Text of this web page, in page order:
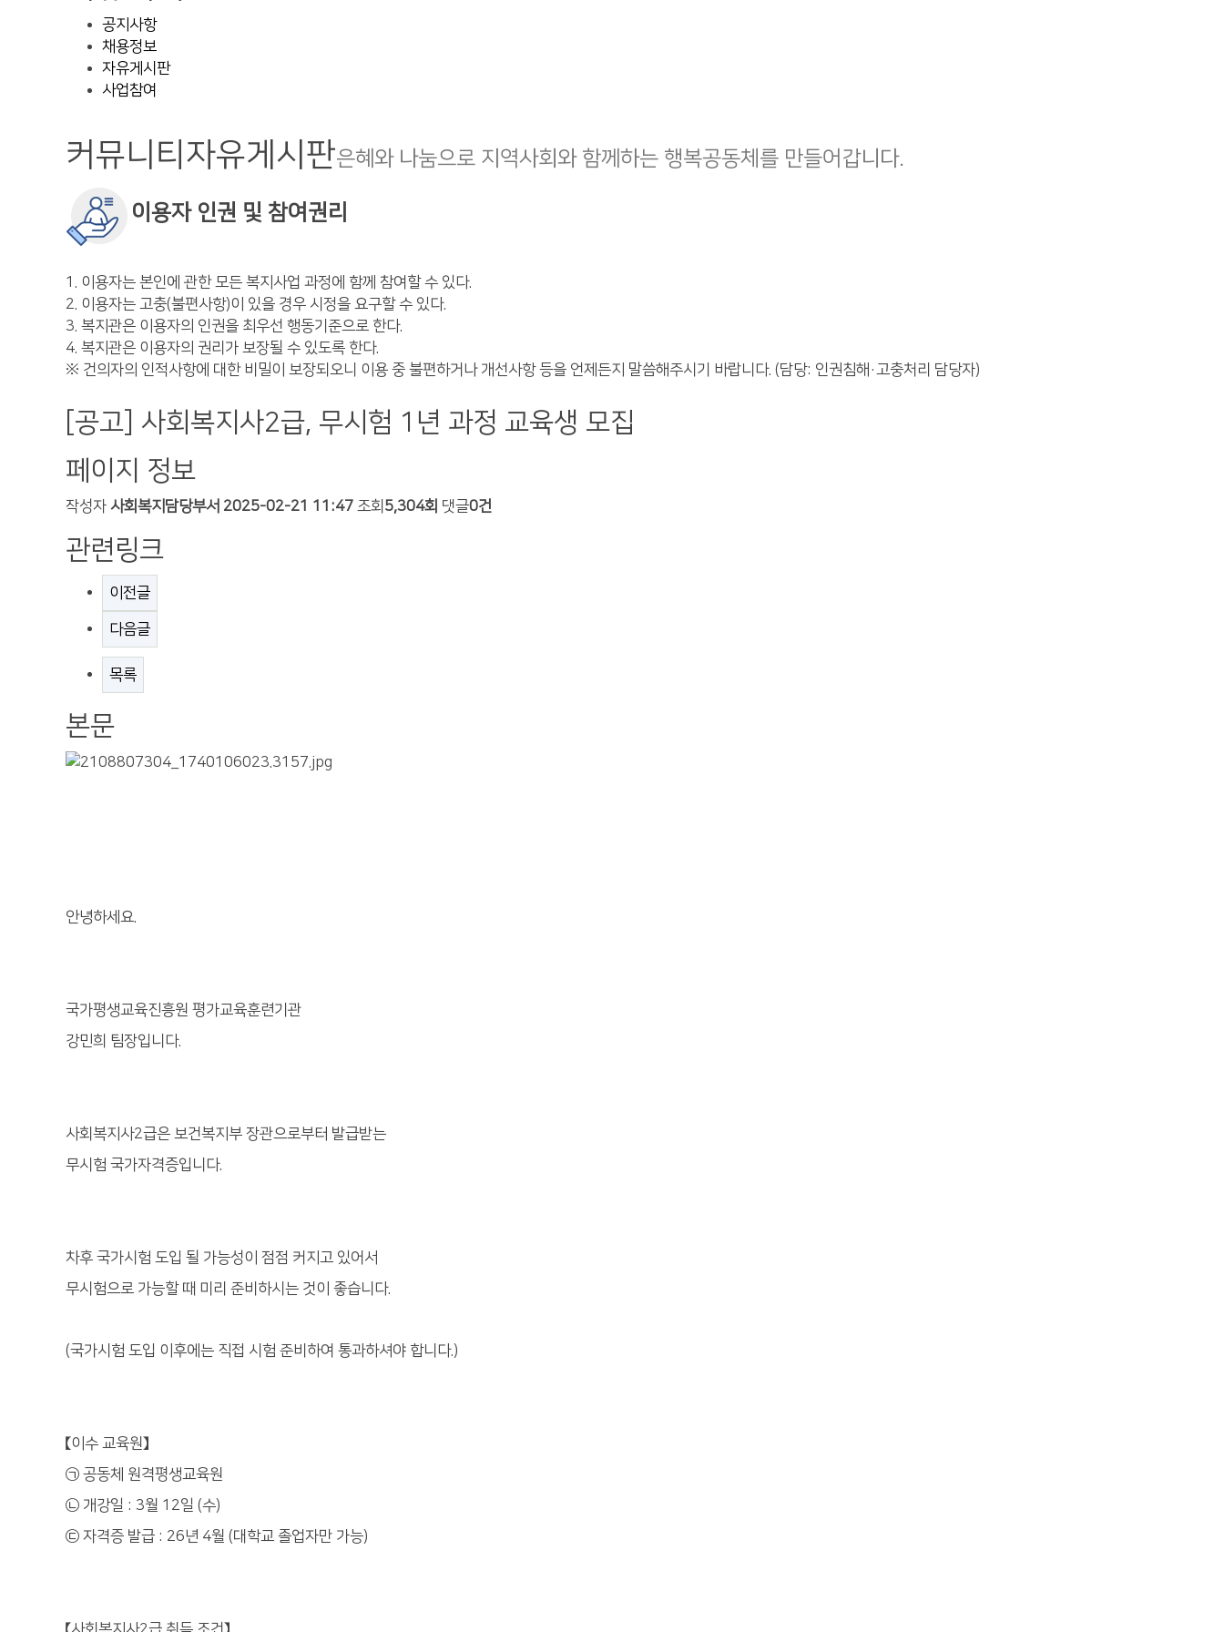
공지사항
채용정보
자유게시판
사업참여
커뮤니티 자유게시판은혜와 나눔으로 지역사회와 함께하는 행복공동체를 만들어갑니다.
이용자 인권 및 참여권리
1. 이용자는 본인에 관한 모든 복지사업 과정에 함께 참여할 수 있다.
2. 이용자는 고충(불편사항)이 있을 경우 시정을 요구할 수 있다.
3. 복지관은 이용자의 인권을 최우선 행동기준으로 한다.
4. 복지관은 이용자의 권리가 보장될 수 있도록 한다.
※ 건의자의 인적사항에 대한 비밀이 보장되오니 이용 중 불편하거나 개선사항 등을 언제든지 말씀해주시기 바랍니다. (담당: 인권침해·고충처리 담당자)
[공고] 사회복지사2급, 무시험 1년 과정 교육생 모집
페이지 정보
작성자 사회복지담당부서 2025-02-21 11:47 조회 5,304회 댓글0건
관련링크
이전글
다음글
목록
본문
안녕하세요.
국가평생교육진흥원 평가교육훈련기관
강민희 팀장입니다.
사회복지사2급은 보건복지부 장관으로부터 발급받는
무시험 국가자격증입니다.
차후 국가시험 도입 될 가능성이 점점 커지고 있어서
무시험으로 가능할 때 미리 준비하시는 것이 좋습니다.
(국가시험 도입 이후에는 직접 시험 준비하여 통과하셔야 합니다.)
【이수 교육원】
㉠ 공동체 원격평생교육원
㉡ 개강일 : 3월 12일 (수)
㉢ 자격증 발급 : 26년 4월 (대학교 졸업자만 가능)